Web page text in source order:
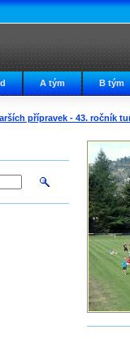
A tým B tým
přípravek - 43. ročník